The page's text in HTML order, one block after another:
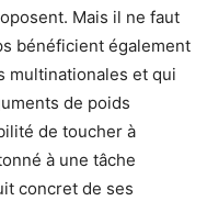
Mais il ne faut
bénéficient également
multinationales et qui
de poids
de toucher à
à une tâche
concret de ses